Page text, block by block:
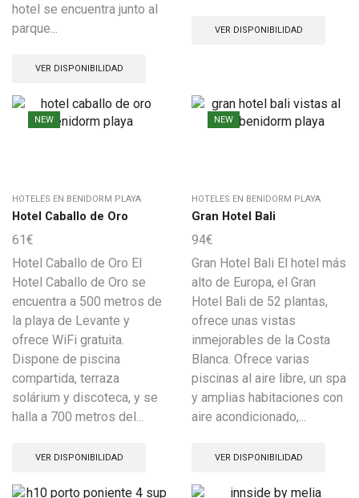
hotel se encuentra junto al
parque...
VER DISPONIBILIDAD
VER DISPONIBILIDAD
NEW
HOTELES EN BENIDORM PLAYA
Hotel Caballo de Oro
61 €
Hotel Caballo de Oro El
Hotel Caballo de Oro se
encuentra a 500 metros de
la playa de Levante y
ofrece WiFi gratuita.
Dispone de piscina
compartida, terraza
solárium y discoteca, y se
halla a 700 metros del...
VER DISPONIBILIDAD
NEW
HOTELES EN BENIDORM PLAYA
Gran Hotel Bali
94€
Gran Hotel Bali El hotel más
alto de Europa, el Gran
Hotel Bali de 52 plantas,
ofrece unas vistas
inmejorables de la Costa
Blanca. Ofrece varias
piscinas al aire libre, un spa
y amplias habitaciones con
aire acondicionado,...
VER DISPONIBILIDAD